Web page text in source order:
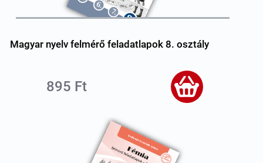
Magyar nyelv felmérő feladatlapok 8. osztály
895 Ft